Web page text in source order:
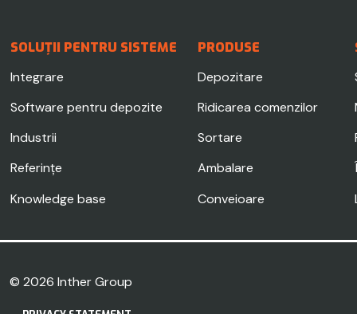
SOLUȚII PENTRU SISTEME PRODUSE
Integrare
Depozitare
Software pentru depozite
Ridicarea comenzilor
Industrii
Sortare
Referințe
Ambalare
Knowledge base
Conveioare
© 2026 Inther Group